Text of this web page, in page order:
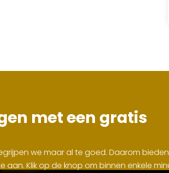
met een gratis
we maar al te goed. Daarom
aan. Klik op de knop om binnen enkele